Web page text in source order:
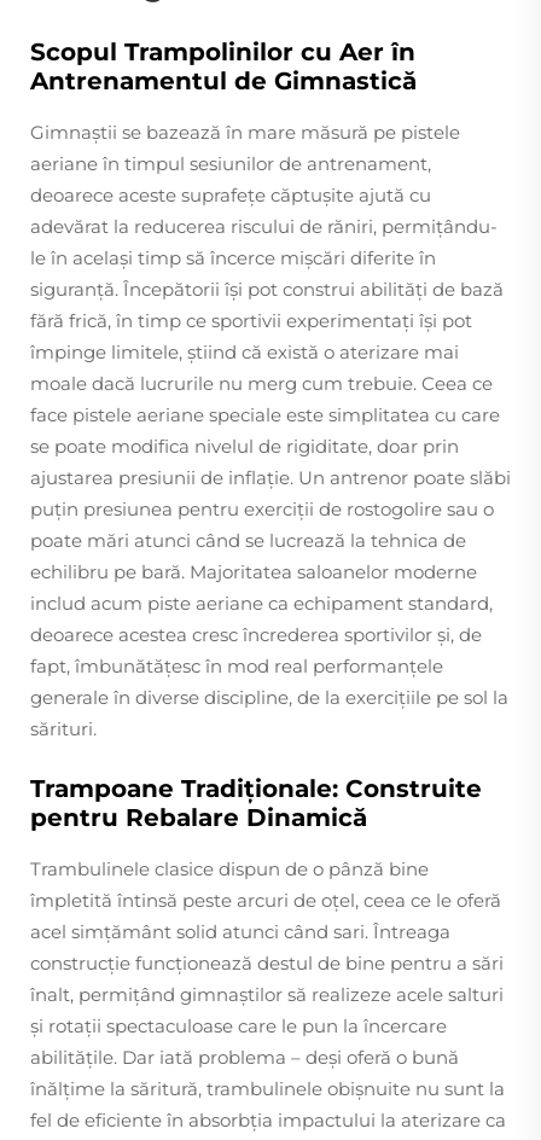
Scopul Trampolinilor cu Aer în
Antrenamentul de Gimnastică
Gimnaștii se bazează în mare măsură pe pistele
aeriane în timpul sesiunilor de antrenament,
deoarece aceste suprafețe căptușite ajută cu
adevărat la reducerea riscului de răniri, permițându-
le în același timp să încerce mișcări diferite în
siguranță. Începătorii își pot construi abilități de bază
fără frică, în timp ce sportivii experimentați își pot
împinge limitele, știind că există o aterizare mai
moale dacă lucrurile nu merg cum trebuie. Ceea ce
face pistele aeriane speciale este simplitatea cu care
se poate modifica nivelul de rigiditate, doar prin
ajustarea presiunii de inflație. Un antrenor poate slăbi
puțin presiunea pentru exerciții de rostogolire sau o
poate mări atunci când se lucrează la tehnica de
echilibru pe bară. Majoritatea saloanelor moderne
includ acum piste aeriane ca echipament standard,
deoarece acestea cresc încrederea sportivilor și, de
fapt, îmbunătățesc în mod real performanțele
generale în diverse discipline, de la exercițiile pe sol la
sărituri.
Trampoane Tradiționale: Construite
pentru Rebalare Dinamică
Trambulinele clasice dispun de o pânză bine
împletită întinsă peste arcuri de oțel, ceea ce le oferă
acel simțământ solid atunci când sari. Întreaga
construcție funcționează destul de bine pentru a sări
înalt, permițând gimnaștilor să realizeze acele salturi
și rotații spectaculoase care le pun la încercare
abilitățile. Dar iată problema – deși oferă o bună
înălțime la săritură, trambulinele obișnuite nu sunt la
fel de eficiente în absorbția impactului la aterizare ca